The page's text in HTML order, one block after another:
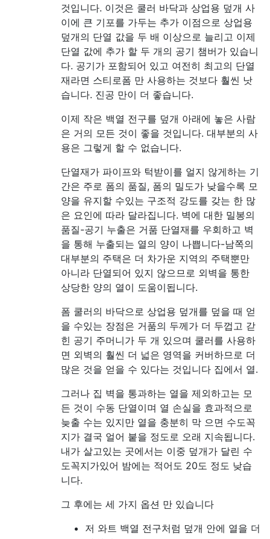
것입니다. 이것은 쿨러 바닥과 상업용 덮개 사
이에 큰 기포를 가두는 추가 이점으로 상업용
덮개의 단열 값을 두 배 이상으로 늘리고 이제
단열 값에 추가 할 두 개의 공기 챔버가 있습니
다. 공기가 포함되어 있고 여전히 최고의 단열
재라면 스티로폼 만 사용하는 것보다 훨씬 낫
습니다. 진공 만이 더 좋습니다.
이제 작은 백열 전구를 덮개 아래에 놓은 사람
은 거의 모든 것이 좋을 것입니다. 대부분의 사
용은 그렇게 할 수 없습니다.
단열재가 파이프와 턱받이를 얼지 않게하는 기
간은 주로 폼의 품질, 폼의 밀도가 낮을수록 모
양을 유지할 수있는 구조적 강도를 갖는 한 많
은 요인에 따라 달라집니다. 벽에 대한 밀봉의
품질-공기 누출은 거품 단열재를 우회하고 벽
을 통해 누출되는 열의 양이 나쁩니다-남쪽의
대부분의 주택은 더 차가운 지역의 주택뿐만
아니라 단열되어 있지 않으므로 외벽을 통한
상당한 양의 열이 도움이됩니다.
폼 쿨러의 바닥으로 상업용 덮개를 덮을 때 얻
을 수있는 장점은 거품의 두께가 더 두껍고 갇
힌 공기 주머니가 두 개 있으며 쿨러를 사용하
면 외벽의 훨씬 더 넓은 영역을 커버하므로 더
많은 것을 얻을 수 있다는 것입니다 집에서 열.
그러나 집 벽을 통과하는 열을 제외하고는 모
든 것이 수동 단열이며 열 손실을 효과적으로
늦출 수는 있지만 열을 충분히 막 으면 수도꼭
지가 결국 얼어 붙을 정도로 오래 지속됩니다.
내가 살고있는 곳에서는 이중 덮개가 달린 수
도꼭지가있어 밤에는 적어도 20도 정도 낮습
니다.
그 후에는 세 가지 옵션 만 있습니다
저 와트 백열 전구처럼 덮개 안에 열을 더